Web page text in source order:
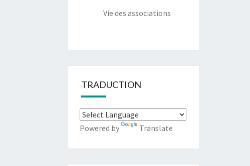
Vie des associations
TRADUCTION
Powered by Translate